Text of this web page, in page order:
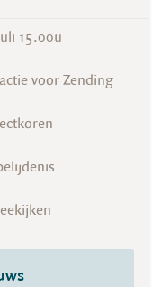
15.00u
voor Zending